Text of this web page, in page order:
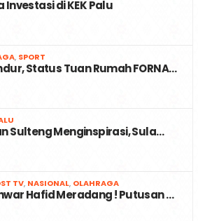
Investasi di KEK Palu
, SPORT
Status Tuan Rumah FORNA…
Sulteng Menginspirasi, Sula…
TV, NASIONAL, OLAHRAGA
Hafid Meradang ! Putusan …